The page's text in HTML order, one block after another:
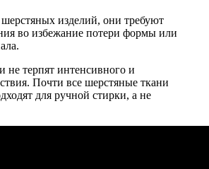
изделий, они требуют
во избежание потери формы или
не терпят интенсивного и
Почти все шерстяные ткани
для ручной стирки, а не